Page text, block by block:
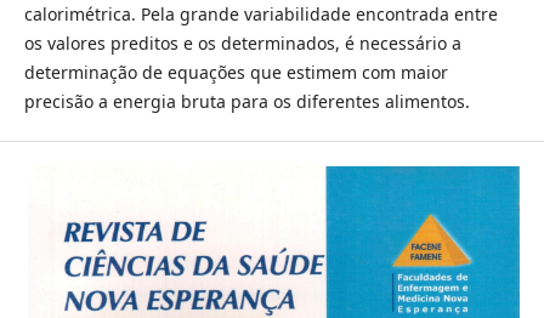
calorimétrica. Pela grande variabilidade encontrada entre
os valores preditos e os determinados, é necessário a
determinação de equações que estimem com maior
precisão a energia bruta para os diferentes alimentos.